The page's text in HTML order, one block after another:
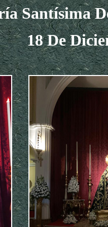
Santísima
18De